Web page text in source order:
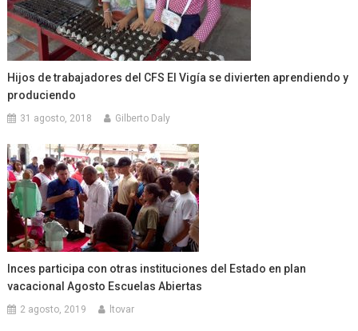
Hijos de trabajadores del CFS El Vigía se divierten aprendiendo y
produciendo
31 agosto, 2018 Gilberto Daly
Inces participa con otras instituciones del Estado en plan
vacacional Agosto Escuelas Abiertas
2 agosto, 2019 ltovar